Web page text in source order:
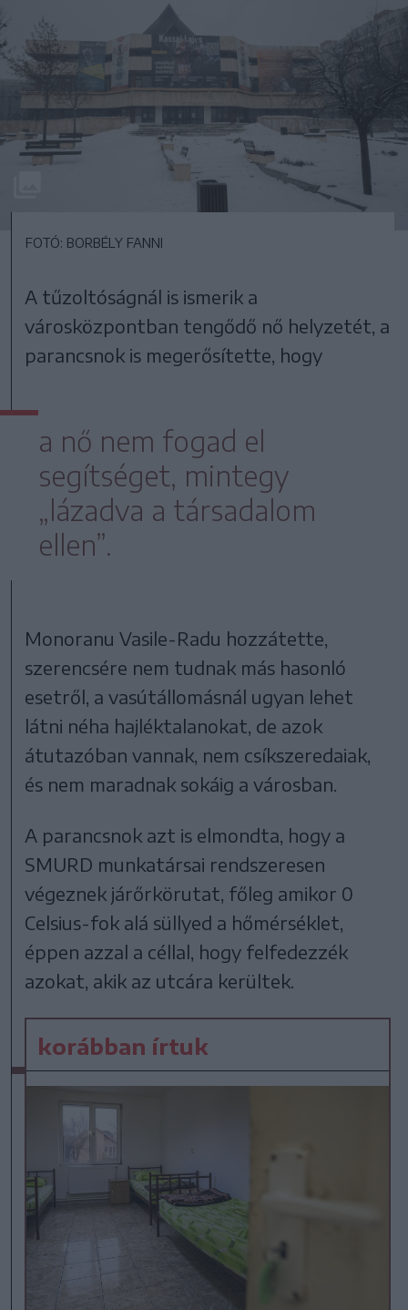
FOTÓ: BORBÉLY FANNI
A tűzoltóságnál is ismerik a
városközpontban tengődő nő helyzetét, a
parancsnok is megerősítette, hogy
a nő nem fogad el
segítséget, mintegy
„lázadva a társadalom
ellen”.
Monoranu Vasile-Radu hozzátette,
szerencsére nem tudnak más hasonló
esetről, a vasútállomásnál ugyan lehet
látni néha hajléktalanokat, de azok
átutazóban vannak, nem csíkszeredaiak,
és nem maradnak sokáig a városban.
A parancsnok azt is elmondta, hogy a
SMURD munkatársai rendszeresen
végeznek járőrkörutat, főleg amikor 0
Celsius-fok alá süllyed a hőmérséklet,
éppen azzal a céllal, hogy felfedezzék
azokat, akik az utcára kerültek.
korábban írtuk